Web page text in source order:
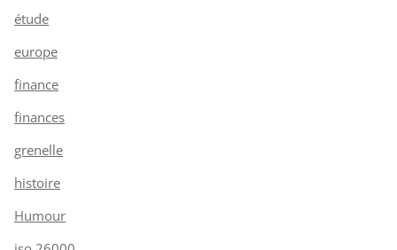
étude
europe
finance
finances
grenelle
histoire
Humour